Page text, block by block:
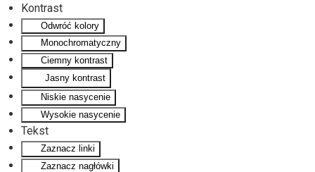
Kontrast
Odwróć kolory
Monochromatyczny
Ciemny kontrast
Jasny kontrast
Niskie nasycenie
Wysokie nasycenie
Tekst
Zaznacz linki
Zaznacz nagłówki